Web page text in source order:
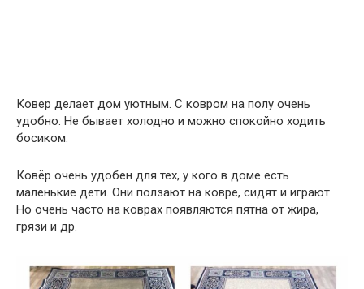
Ковер делает дом уютным. С ковром на полу очень
удобно. Не бывает холодно и можно спокойно ходить
босиком.
Ковёр очень удобен для тех, у кого в доме есть
маленькие дети. Они ползают на ковре, сидят и играют.
Но очень часто на коврах появляются пятна от жира,
грязи и др.